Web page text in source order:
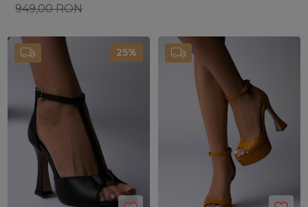
949,00RON
25%